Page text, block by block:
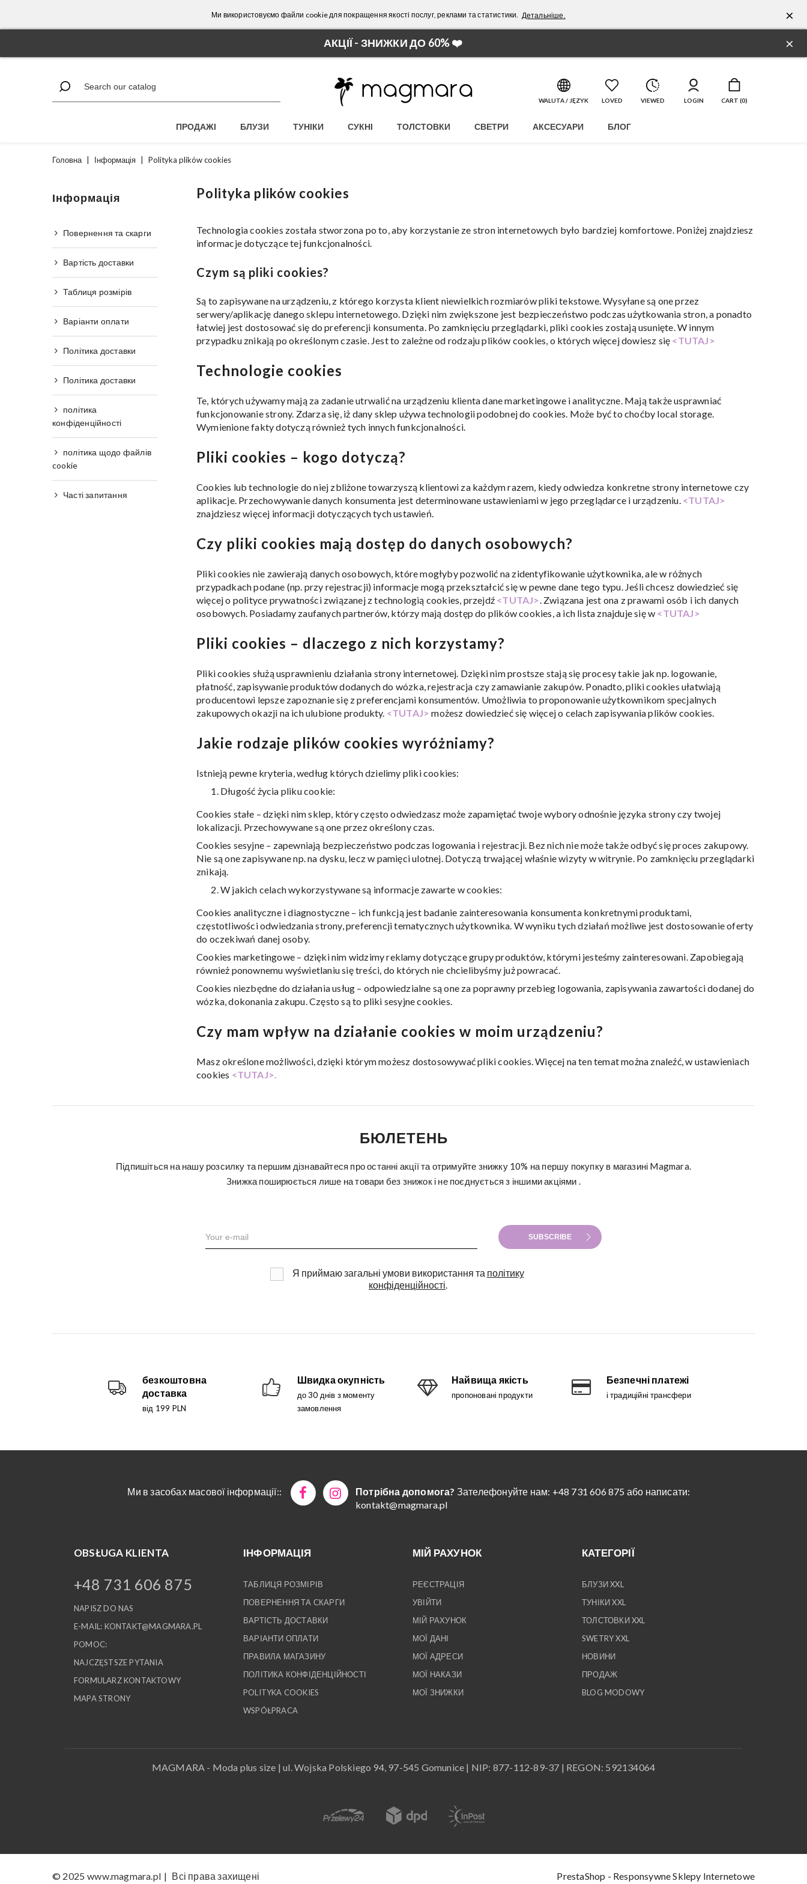
Ми використовуємо файли cookie для покращення якості послуг, реклами та статистики. Детальніше. ×
АКЦІЇ - ЗНИЖКИ ДО 60% ❤️ ×
WALUTA / JĘZYK LOVED VIEWED LOGIN CART (0)
ПРОДАЖІ БЛУЗИ ТУНІКИ СУКНІ ТОЛСТОВКИ СВЕТРИ АКСЕСУАРИ БЛОГ
Головна Інформація Polityka plików cookies
Інформація
Повернення та скарги
Вартість доставки
Таблиця розмірів
Варіанти оплати
Політика доставки
Політика доставки
політика
конфіденційності
політика щодо файлів
cookie
Часті запитання
Polityka plików cookies
Technologia cookies została stworzona po to, aby korzystanie ze stron internetowych było bardziej komfortowe. Poniżej znajdziesz
informacje dotyczące tej funkcjonalności.
Czym są pliki cookies?
Są to zapisywane na urządzeniu, z którego korzysta klient niewielkich rozmiarów pliki tekstowe. Wysyłane są one przez
serwery/aplikację danego sklepu internetowego. Dzięki nim zwiększone jest bezpieczeństwo podczas użytkowania stron, a ponadto
łatwiej jest dostosować się do preferencji konsumenta. Po zamknięciu przeglądarki, pliki cookies zostają usunięte. W innym
przypadku znikają po określonym czasie. Jest to zależne od rodzaju plików cookies, o których więcej dowiesz się <TUTAJ>
Technologie cookies
Te, których używamy mają za zadanie utrwalić na urządzeniu klienta dane marketingowe i analityczne. Mają także usprawniać
funkcjonowanie strony. Zdarza się, iż dany sklep używa technologii podobnej do cookies. Może być to choćby local storage.
Wymienione fakty dotyczą również tych innych funkcjonalności.
Pliki cookies – kogo dotyczą?
Cookies lub technologie do niej zbliżone towarzyszą klientowi za każdym razem, kiedy odwiedza konkretne strony internetowe czy
aplikacje. Przechowywanie danych konsumenta jest determinowane ustawieniami w jego przeglądarce i urządzeniu. <TUTAJ>
znajdziesz więcej informacji dotyczących tych ustawień.
Czy pliki cookies mają dostęp do danych osobowych?
Pliki cookies nie zawierają danych osobowych, które mogłyby pozwolić na zidentyfikowanie użytkownika, ale w różnych
przypadkach podane (np. przy rejestracji) informacje mogą przekształcić się w pewne dane tego typu. Jeśli chcesz dowiedzieć się
więcej o polityce prywatności związanej z technologią cookies, przejdź <TUTAJ>. Związana jest ona z prawami osób i ich danych
osobowych. Posiadamy zaufanych partnerów, którzy mają dostęp do plików cookies, a ich lista znajduje się w <TUTAJ>
Pliki cookies – dlaczego z nich korzystamy?
Pliki cookies służą usprawnieniu działania strony internetowej. Dzięki nim prostsze stają się procesy takie jak np. logowanie,
płatność, zapisywanie produktów dodanych do wózka, rejestracja czy zamawianie zakupów. Ponadto, pliki cookies ułatwiają
producentowi lepsze zapoznanie się z preferencjami konsumentów. Umożliwia to proponowanie użytkownikom specjalnych
zakupowych okazji na ich ulubione produkty. <TUTAJ> możesz dowiedzieć się więcej o celach zapisywania plików cookies.
Jakie rodzaje plików cookies wyróżniamy?
Istnieją pewne kryteria, według których dzielimy pliki cookies:
Długość życia pliku cookie:
Cookies stałe – dzięki nim sklep, który często odwiedzasz może zapamiętać twoje wybory odnośnie języka strony czy twojej
lokalizacji. Przechowywane są one przez określony czas.
Cookies sesyjne – zapewniają bezpieczeństwo podczas logowania i rejestracji. Bez nich nie może także odbyć się proces zakupowy.
Nie są one zapisywane np. na dysku, lecz w pamięci ulotnej. Dotyczą trwającej właśnie wizyty w witrynie. Po zamknięciu przeglądarki
znikają.
W jakich celach wykorzystywane są informacje zawarte w cookies:
Cookies analityczne i diagnostyczne – ich funkcją jest badanie zainteresowania konsumenta konkretnymi produktami,
częstotliwości odwiedzania strony, preferencji tematycznych użytkownika. W wyniku tych działań możliwe jest dostosowanie oferty
do oczekiwań danej osoby.
Cookies marketingowe – dzięki nim widzimy reklamy dotyczące grupy produktów, którymi jesteśmy zainteresowani. Zapobiegają
również ponownemu wyświetlaniu się treści, do których nie chcielibyśmy już powracać.
Cookies niezbędne do działania usług – odpowiedzialne są one za poprawny przebieg logowania, zapisywania zawartości dodanej do
wózka, dokonania zakupu. Często są to pliki sesyjne cookies.
Czy mam wpływ na działanie cookies w moim urządzeniu?
Masz określone możliwości, dzięki którym możesz dostosowywać pliki cookies. Więcej na ten temat można znaleźć, w ustawieniach
cookies <TUTAJ>.
БЮЛЕТЕНЬ
Підпишіться на нашу розсилку та першим дізнавайтеся про останні акції та отримуйте знижку 10% на першу покупку в магазині Magmara.
Знижка поширюється лише на товари без знижок і не поєднується з іншими акціями .
SUBSCRIBE
Я приймаю загальні умови використання та політику
конфіденційності.
безкоштовна
доставка
від 199 PLN
Швидка окупність
до 30 днів з моменту
замовлення
Найвища якість
пропоновані продукти
Безпечні платежі
і традиційні трансфери
Ми в засобах масової інформації:: Потрібна допомога? Зателефонуйте нам: +48 731 606 875 або написати:
kontakt@magmara.pl
OBSŁUGA KLIENTA
+48 731 606 875
NAPISZ DO NAS
E-MAIL: KONTAKT@MAGMARA.PL
POMOC:
NAJCZĘSTSZE PYTANIA
FORMULARZ KONTAKTOWY
MAPA STRONY
ІНФОРМАЦІЯ
ТАБЛИЦЯ РОЗМІРІВ
ПОВЕРНЕННЯ ТА СКАРГИ
ВАРТІСТЬ ДОСТАВКИ
ВАРІАНТИ ОПЛАТИ
ПРАВИЛА МАГАЗИНУ
ПОЛІТИКА КОНФІДЕНЦІЙНОСТІ
POLITYKA COOKIES
WSPÓŁPRACA
МІЙ РАХУНОК
РЕЄСТРАЦІЯ
УВІЙТИ
МІЙ РАХУНОК
МОЇ ДАНІ
МОЇ АДРЕСИ
МОЇ НАКАЗИ
МОЇ ЗНИЖКИ
КАТЕГОРІЇ
БЛУЗИ XXL
ТУНІКИ XXL
ТОЛСТОВКИ XXL
SWETRY XXL
НОВИНИ
ПРОДАЖ
BLOG MODOWY
MAGMARA - Moda plus size | ul. Wojska Polskiego 94, 97-545 Gomunice | NIP: 877-112-89-37 | REGON: 592134064
© 2025 www.magmara.pl | Всі права захищені PrestaShop - Responsywne Sklepy Internetowe